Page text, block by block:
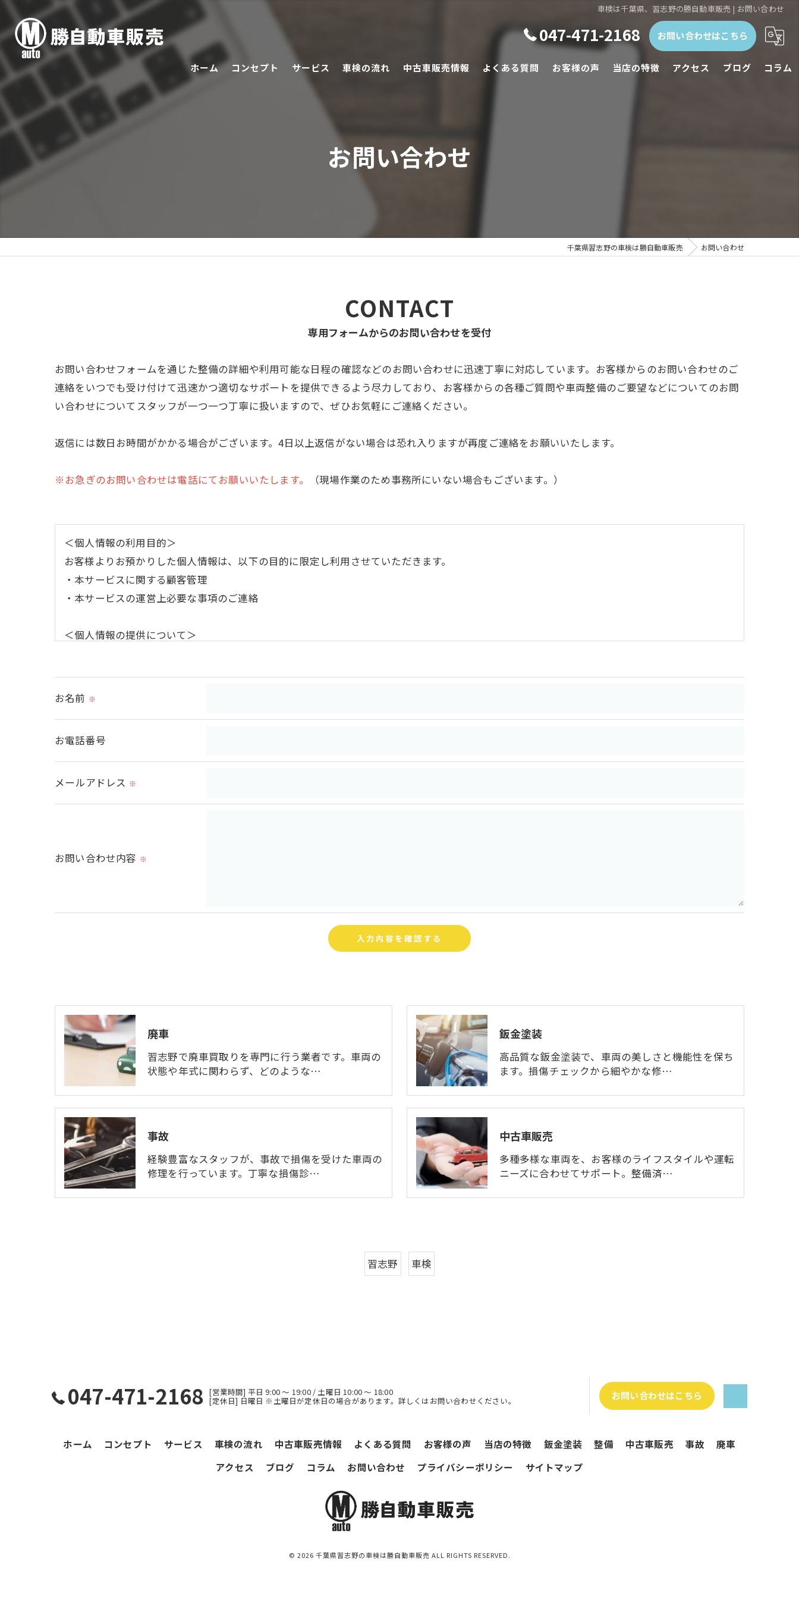
車検は千葉県、習志野の勝自動車販売 | お問い合わせ
047-471-2168 お問い合わせはこちら
ホーム コンセプト サービス 車検の流れ 中古車販売情報 よくある質問 お客様の声 当店の特徴 アクセス ブログ コラム
お問い合わせ
千葉県習志野の車検は勝自動車販売 お問い合わせ
専用フォームからのお問い合わせを受付
CONTACT
お問い合わせフォームを通じた整備の詳細や利用可能な日程の確認などのお問い合わせに迅速丁寧に対応しています。お客様からのお問い合わせのご
連絡をいつでも受け付けて迅速かつ適切なサポートを提供できるよう尽力しており、お客様からの各種ご質問や車両整備のご要望などについてのお問
い合わせについてスタッフが一つ一つ丁寧に扱いますので、ぜひお気軽にご連絡ください。
返信には数日お時間がかかる場合がございます。4日以上返信がない場合は恐れ入りますが再度ご連絡をお願いいたします。
※お急ぎのお問い合わせは電話にてお願いいたします。 （現場作業のため事務所にいない場合もございます。）
＜個人情報の利用目的＞
お客様よりお預かりした個人情報は、以下の目的に限定し利用させていただきます。
・本サービスに関する顧客管理
・本サービスの運営上必要な事項のご連絡
＜個人情報の提供について＞
これらの委託先に対しては個人情報保護契約等の措置をとり、適切な監督を行います。
＜個人情報の安全管理＞
当社では、個人情報の漏洩等がなされないよう、適切に安全管理対策を実施します。
必要な情報を頂けない場合は、それに対応した当社のサービスをご提供できない場合がございますので予めご了承ください。
当社では、お客様の個人情報の開示･訂正･削除・利用停止の手続を定めさせて頂いております。
個人情報の開示･訂正･削除・利用停止の具体的手続きにつきましては、お電話でお問合せ下さい。
お名前 ※
お電話番号
メールアドレス ※
お問い合わせ内容 ※
廃車
習志野で廃車買取りを専門に行う業者です。車両の
状態や年式に関わらず、どのような…
鈑金塗装
高品質な鈑金塗装で、車両の美しさと機能性を保ち
ます。損傷チェックから細やかな修…
事故
経験豊富なスタッフが、事故で損傷を受けた車両の
修理を行っています。丁寧な損傷診…
中古車販売
多種多様な車両を、お客様のライフスタイルや運転
ニーズに合わせてサポート。整備済…
習志野 車検
047-471-2168 [営業時間] 平日 9:00 ～ 19:00 / 土曜日 10:00 ～ 18:00
[定休日] 日曜日 ※土曜日が定休日の場合があります。詳しくはお問い合わせください。 お問い合わせはこちら
ホーム コンセプト サービス 車検の流れ 中古車販売情報 よくある質問 お客様の声 当店の特徴 鈑金塗装 整備 中古車販売 事故
廃車
アクセス
ブログ コラム お問い合わせ プライバシーポリシー サイトマップ
© 2026 千葉県習志野の車検は勝自動車販売 ALL RIGHTS RESERVED.